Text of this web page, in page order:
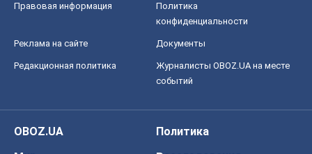
Правовая информация
Политика
конфиденциальности
Реклама на сайте Документы
Редакционная политика
Журналисты OBOZ.UA на месте
событий
OBOZ.UA
Политика